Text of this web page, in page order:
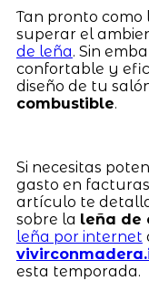
Tan pronto
superar el
de leña. Sin
confortable y
diseño de tu
combustible.
Si necesitas
gasto en
artículo te
sobre la leña de
leña por internet
esta temporada.